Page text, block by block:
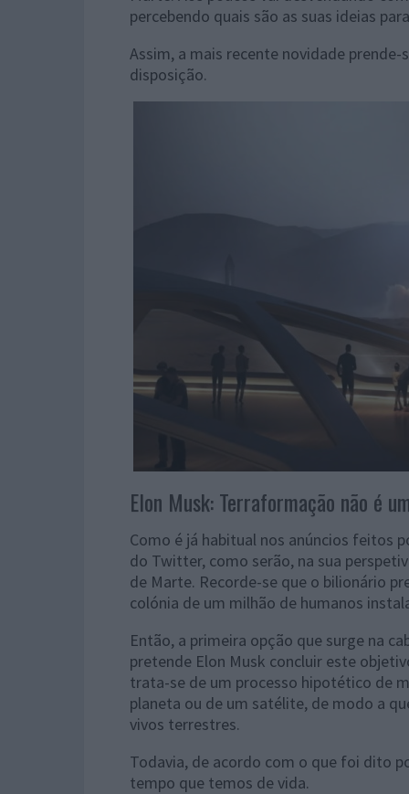
percebendo quais são as suas ideias
Assim, a mais recente novidade
disposição.
Elon Musk: Terraformação não é
Como é já habitual nos anúncios feitos
do Twitter, como serão, na sua
de Marte. Recorde-se que o bilionário
colónia de um milhão de humanos
Então, a primeira opção que surge na
pretende Elon Musk concluir este
trata-se de um processo hipotético de
planeta ou de um satélite, de modo a
vivos terrestres.
Todavia, de acordo com o que foi dito
tempo que temos de vida.